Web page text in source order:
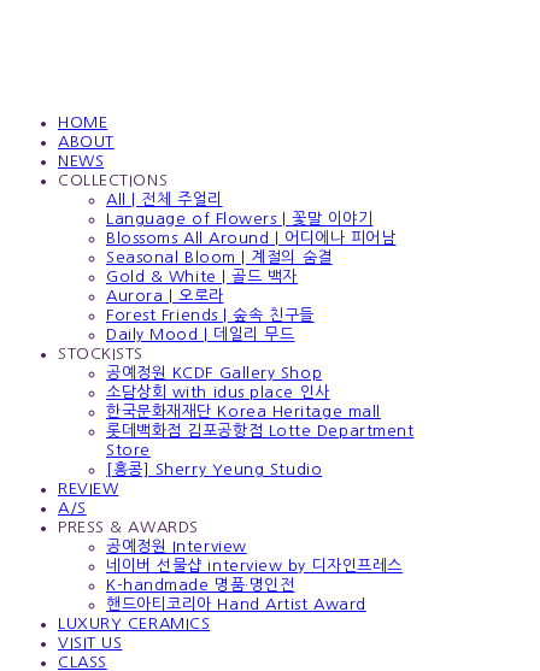
HOME
ABOUT
NEWS
COLLECTIONS
All | 전체 주얼리
Language of Flowers | 꽃말 이야기
Blossoms All Around | 어디에나 피어남
Seasonal Bloom | 계절의 숨결
Gold & White | 골드 백자
Aurora | 오로라
Forest Friends | 숲속 친구들
Daily Mood | 데일리 무드
STOCKISTS
공예정원 KCDF Gallery Shop
소담상회 with idus place 인사
한국문화재재단 Korea Heritage mall
롯데백화점 김포공항점 Lotte Department
Store
[홍콩] Sherry Yeung Studio
REVIEW
A/S
PRESS & AWARDS
공예정원 Interview
네이버 선물샵 interview by 디자인프레스
K-handmade 명품·명인전
핸드아티코리아 Hand Artist Award
LUXURY CERAMICS
VISIT US
CLASS